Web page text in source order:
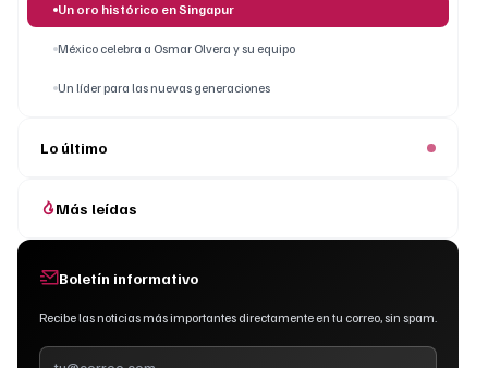
Un oro histórico en Singapur
México celebra a Osmar Olvera y su equipo
Un líder para las nuevas generaciones
Lo último
Más leídas
Boletín informativo
Recibe las noticias más importantes directamente en tu correo, sin spam.